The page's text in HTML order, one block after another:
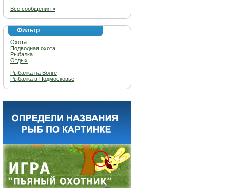
Все сообщения »
Фильтр
Охота
Подводная охота
Рыбалка
Отдых
Рыбалка на Волге
Рыбалка в Подмосковье